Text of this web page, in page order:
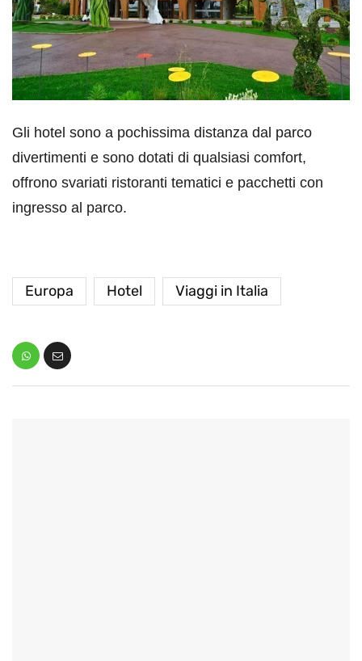
Gli hotel sono a pochissima distanza dal parco
divertimenti e sono dotati di qualsiasi comfort,
offrono svariati ristoranti tematici e pacchetti con
ingresso al parco.
Europa Hotel Viaggi in Italia